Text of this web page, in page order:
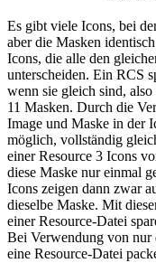
Es gibt viele Icons, bei
aber die Masken
Icons, die alle den
unterscheiden. Ein RCS
wenn sie gleich sind,
11 Masken. Durch die
Image und Maske in der
möglich, vollständig
einer Resource 3 Icons
diese Maske nur einmal
Icons zeigen dann zwar
dieselbe Maske. Mit
einer Resource-Datei
Bei Verwendung von nur
eine Resource-Datei